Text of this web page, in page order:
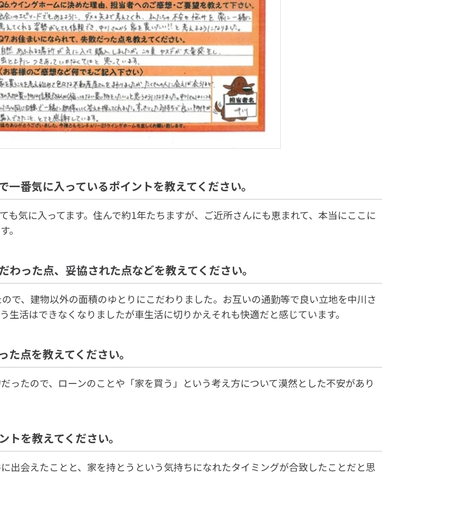
一番気に入っているポイントを教えてください。
も気に入ってます。住んで約1年たちますが、ご近所さんにも恵まれて、本当にここに
。
わった点、妥協された点などを教えてください。
で、建物以外の面積のゆとりにこだわりました。お互いの通勤等で良い立地を中川さ
生活はできなくなりましたが車生活に切りかえそれも快適だと感じています。
た点を教えてください。
ったので、ローンのことや「家を買う」という考え方について漠然とした不安があり
トを教えてください。
出会えたことと、家を持とうという気持ちになれたタイミングが合致したことだと思